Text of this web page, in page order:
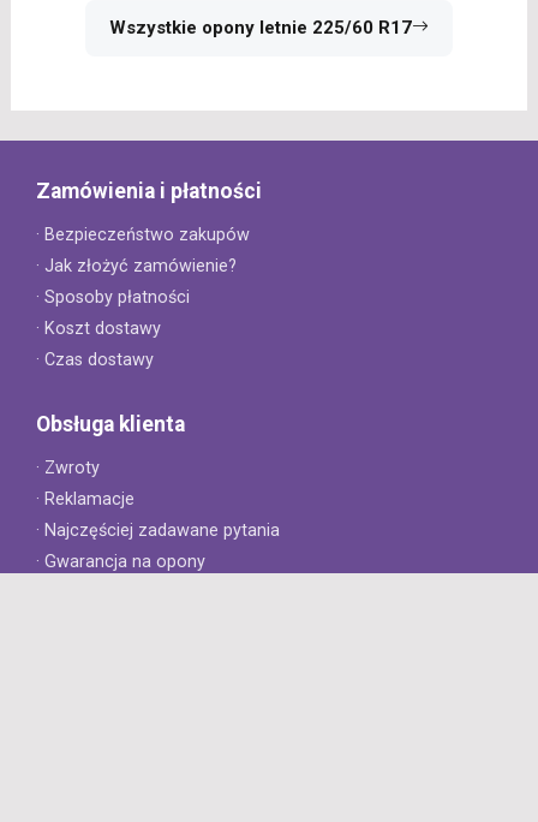
Wszystkie opony letnie 225/60 R17
Zamówienia i płatności
· Bezpieczeństwo zakupów
· Jak złożyć zamówienie?
· Sposoby płatności
· Koszt dostawy
· Czas dostawy
Obsługa klienta
· Zwroty
· Reklamacje
· Najczęściej zadawane pytania
· Gwarancja na opony